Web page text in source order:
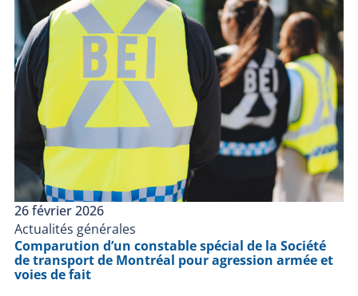
26 février 2026
Actualités générales
Comparution d’un constable spécial de la Société
de transport de Montréal pour agression armée et
voies de fait